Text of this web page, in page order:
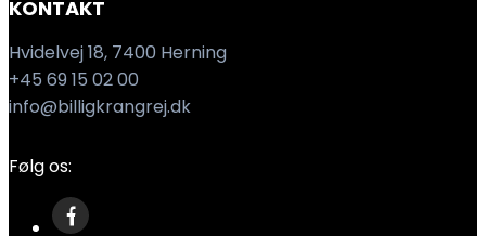
KONTAKT
Hvidelvej 18, 7400 Herning
+45 69 15 02 00
info@billigkrangrej.dk
Følg os: